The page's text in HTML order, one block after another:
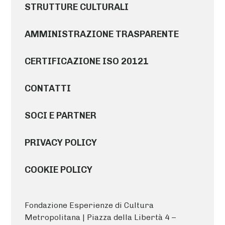
STRUTTURE CULTURALI
AMMINISTRAZIONE TRASPARENTE
CERTIFICAZIONE ISO 20121
CONTATTI
SOCI E PARTNER
PRIVACY POLICY
COOKIE POLICY
Fondazione Esperienze di Cultura
Metropolitana | Piazza della Libertà 4 –